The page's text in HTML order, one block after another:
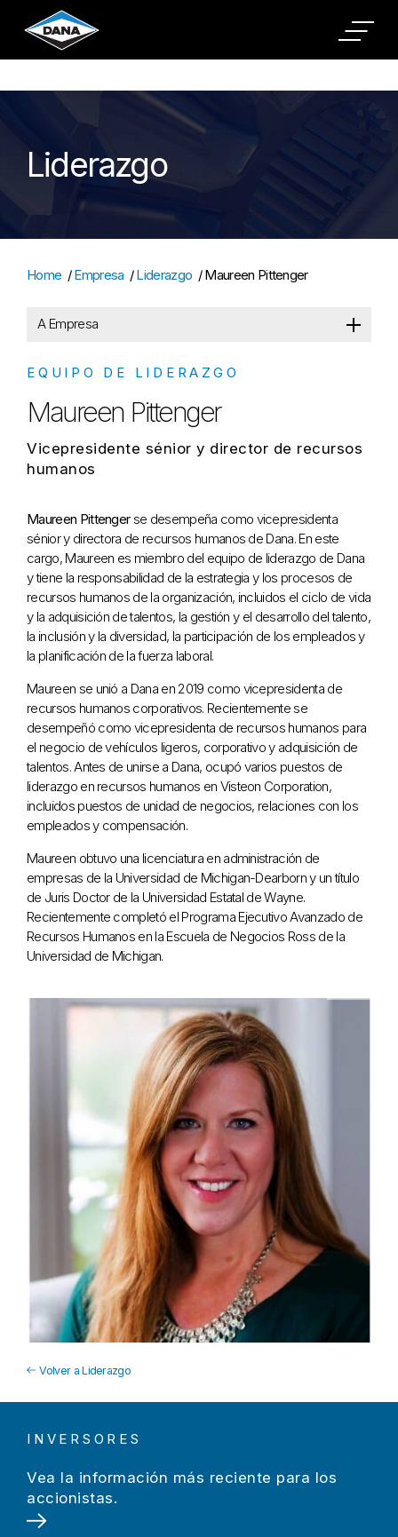
Cookies Settings
Liderazgo
Home /Empresa /Liderazgo /Maureen Pittenger
A Empresa
EQUIPO DE LIDERAZGO
Maureen Pittenger
Vicepresidente sénior y director de recursos
humanos
Maureen Pittengerse desempeña como vicepresidenta
sénior y directora de recursos humanos de Dana. En este
cargo, Maureen es miembro del equipo de liderazgo de Dana
y tiene la responsabilidad de la estrategia y los procesos de
recursos humanos de la organización, incluidos el ciclo de vida
y la adquisición de talentos, la gestión y el desarrollo del talento,
la inclusión y la diversidad, la participación de los empleados y
la planificación de la fuerza laboral.
Maureen se unió a Dana en 2019 como vicepresidenta de
recursos humanos corporativos. Recientemente se
desempeñó como vicepresidenta de recursos humanos para
el negocio de vehículos ligeros, corporativo y adquisición de
talentos. Antes de unirse a Dana, ocupó varios puestos de
liderazgo en recursos humanos en Visteon Corporation,
incluidos puestos de unidad de negocios, relaciones con los
empleados y compensación.
Maureen obtuvo una licenciatura en administración de
empresas de la Universidad de Michigan-Dearborn y un título
de Juris Doctor de la Universidad Estatal de Wayne.
Recientemente completó el Programa Ejecutivo Avanzado de
Recursos Humanos en la Escuela de Negocios Ross de la
Universidad de Michigan.
Volver a Liderazgo
INVERSORES
Vea la información más reciente para los
accionistas.